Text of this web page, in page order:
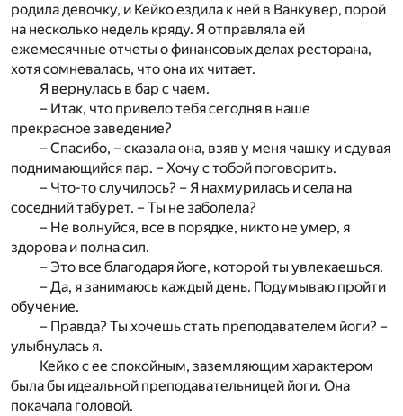
родила девочку, и Кейко ездила к ней в Ванкувер, порой
на несколько недель кряду. Я отправляла ей
ежемесячные отчеты о финансовых делах ресторана,
хотя сомневалась, что она их читает.
Я вернулась в бар с чаем.
– Итак, что привело тебя сегодня в наше
прекрасное заведение?
– Спасибо, – сказала она, взяв у меня чашку и сдувая
поднимающийся пар. – Хочу с тобой поговорить.
– Что-то случилось? – Я нахмурилась и села на
соседний табурет. – Ты не заболела?
– Не волнуйся, все в порядке, никто не умер, я
здорова и полна сил.
– Это все благодаря йоге, которой ты увлекаешься.
– Да, я занимаюсь каждый день. Подумываю пройти
обучение.
– Правда? Ты хочешь стать преподавателем йоги? –
улыбнулась я.
Кейко с ее спокойным, заземляющим характером
была бы идеальной преподавательницей йоги. Она
покачала головой.